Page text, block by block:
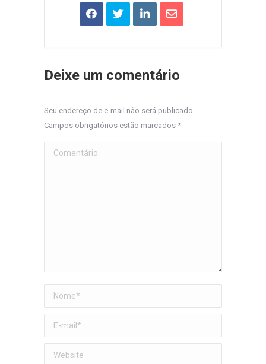
Deixe um comentário
Seu endereço de e-mail não será publicado.
Campos obrigatórios estão marcados *
Comentário
Nome *
E-mail *
Website